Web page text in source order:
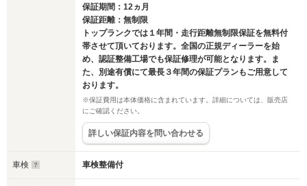
保証期間：12ヵ月
保証距離：無制限
トップランクでは１年間・走行距離無制限保証を無料付
帯させて頂いております。全国の正規ディーラーを始
め、認証整備工場でも保証修理が可能となります。ま
た、別途有償にて最長３年間の保証プランもご用意して
おります。
※保証費用は本体価格に含まれています。詳細については、販売店
にご確認ください。
詳しい保証内容を問い合わせる
車検 車検整備付